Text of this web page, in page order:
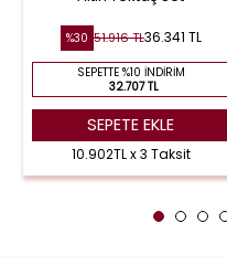
%30 51.916 TL36.341 TL
SEPETTE %10 İNDIRIM
32.707 TL
SEPETE EKLE
10.902TL x 3 Taksit